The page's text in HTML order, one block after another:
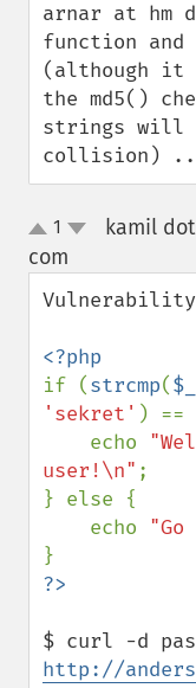
arnar at hm
function and
(although
the md5()
strings will
collision)
up
1
kamil
com
if (strcmp(
'sekret' ) ==
    echo
user!\n" ;
} else {
    echo
http://